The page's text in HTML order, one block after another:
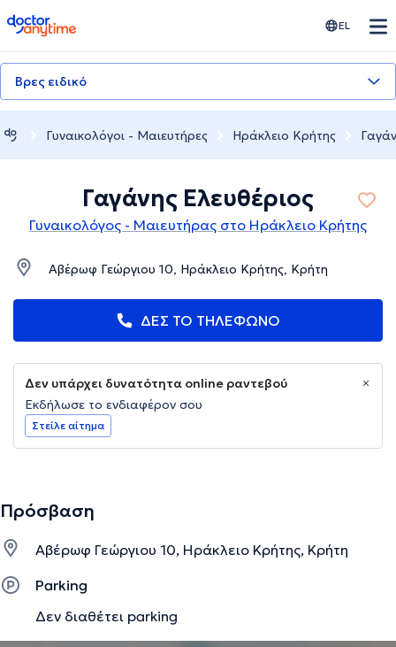
doctoranytime EL
Βρες ειδικό
Γυναικολόγοι - Μαιευτήρες Ηράκλειο Κρήτης
Γαγάνης Ελευθέριος
Γυναικολόγος - Μαιευτήρας στο Ηράκλειο Κρήτης
Αβέρωφ Γεώργιου 10, Ηράκλειο Κρήτης, Κρήτη
ΔΕΣ ΤΟ ΤΗΛΕΦΩΝΟ
Δεν υπάρχει δυνατότητα online ραντεβού
Εκδήλωσε το ενδιαφέρον σου
Στείλε αίτημα
Πρόσβαση
Αβέρωφ Γεώργιου 10, Ηράκλειο Κρήτης, Κρήτη
Parking
Δεν διαθέτει parking